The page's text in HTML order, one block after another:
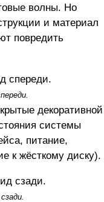
волны. Но
и материал
повредить
декоративной
системы
питание,
к жёсткому диску).